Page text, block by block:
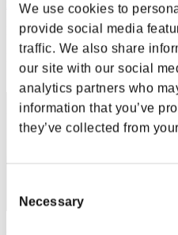
We use cookies to
provide social media
traffic. We also share
our site with our social
analytics partners who
information that you’ve
they’ve collected from
Selection
Necessary
masaki826z
Punteggio:Lv:1/02'37"88
Posizione
2